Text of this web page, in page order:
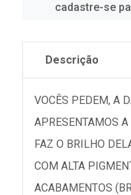
cadastre-se
Descrição
VOCÊS PEDEM, A
APRESENTAMOS
FAZ O BRILHO
COM ALTA
ACABAMENTOS